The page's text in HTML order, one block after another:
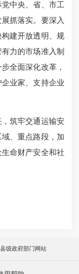
中央、省、市工
抓落实。要深入
建开放透明、规
力的市场准入制
全面深化改革，
业家、支持企业
筑牢交通运输安
、重点路段，加
命财产安全和社
县级政府部门网站